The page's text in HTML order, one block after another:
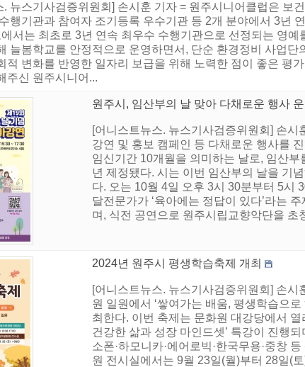
. 뉴스기사검증위원회] 손시훈 기자 = 원주시니어클럽은 보
행기관과 참여자 조기등록 우수기관 등 2개 분야에서 3년
서는 최초로 3년 연속 최우수 수행기관으로 선정되는 영
늘봄학교를 안정적으로 운영하면서, 단순 환경정비 사업
적 변화를 반영한 일자리 보급을 위해 노력한 점이 좋은 평
주신 원주시니어...
원주시, 임산부의 날 맞아 다채로운 행사
[어니스트뉴스. 뉴스기사검증위원회] 손
강연 및 홍보 캠페인 등 다채로운 행사를
임신기간 10개월을 의미하는 날로, 임산
년 제정됐다. 시는 이번 임산부의 날을 기
다. 오는 10월 4일 오후 3시 30분부터 5시
달전문가가 ‘육아에는 정답이 있다’라는
며, 식전 공연으로 원주시립교향악단을 초
2024년 원주시 평생학습축제 개최
[어니스트뉴스. 뉴스기사검증위원회] 손
원 일원에서 ‘쌓여가는 배움, 평생학습으
최한다. 이번 축제는 문화원 대강당에서
건강한 삶과 성장 마인드셋’ 특강이 진행
소폰·하모니카·에어로빅·한국무용·중창
원 전시실에서는 9월 23일(월)부터 28일(